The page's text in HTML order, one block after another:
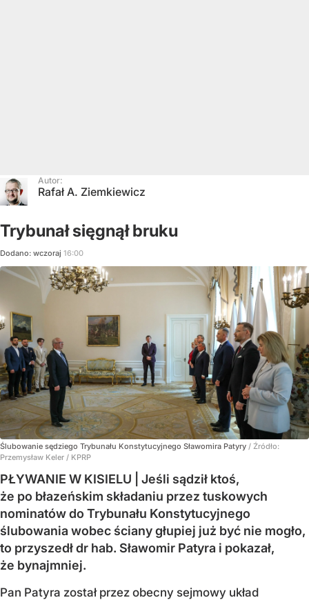
Autor:
Rafał A. Ziemkiewicz
Trybunał sięgnął bruku
Dodano: wczoraj 16:00
Ślubowanie sędziego Trybunału Konstytucyjnego Sławomira Patyry / Źródło:
Przemysław Keler / KPRP
PŁYWANIE W KISIELU | Jeśli sądził ktoś,
że po błazeńskim składaniu przez tuskowych
nominatów do Trybunału Konstytucyjnego
ślubowania wobec ściany głupiej już być nie mogło,
to przyszedł dr hab. Sławomir Patyra i pokazał,
że bynajmniej.
Pan Patyra został przez obecny sejmowy układ